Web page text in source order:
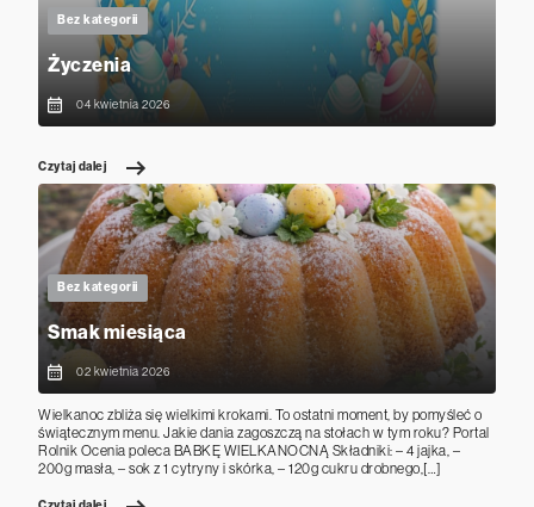
Bez kategorii
Życzenia
04 kwietnia 2026
Czytaj dalej
Bez kategorii
Smak miesiąca
02 kwietnia 2026
Wielkanoc zbliża się wielkimi krokami. To ostatni moment, by pomyśleć o
świątecznym menu. Jakie dania zagoszczą na stołach w tym roku? Portal
Rolnik Ocenia poleca BABKĘ WIELKANOCNĄ Składniki: – 4 jajka, –
200g masła, – sok z 1 cytryny i skórka, – 120g cukru drobnego,[…]